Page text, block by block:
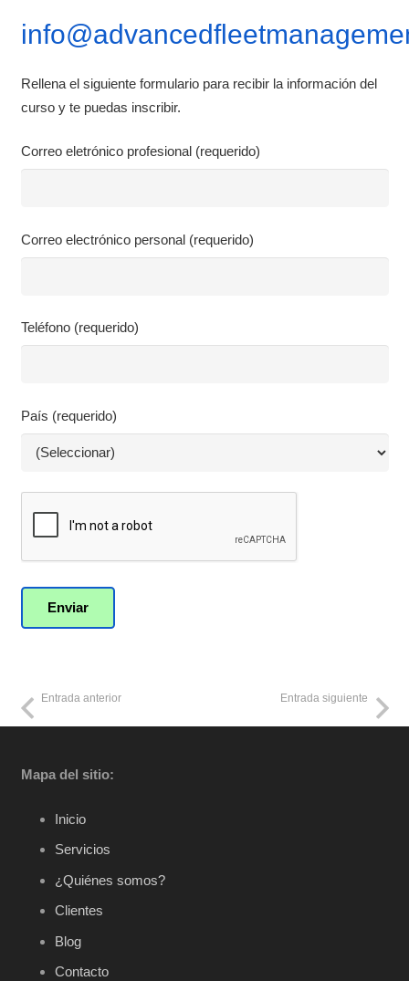
Rellena el siguiente formulario para recibir la información del
curso y te puedas inscribir.
Correo eletrónico profesional (requerido)
Correo electrónico personal (requerido)
Teléfono (requerido)
País (requerido)
Entrada anterior Entrada siguiente
Mapa del sitio:
Inicio
Servicios
¿Quiénes somos?
Clientes
Blog
Contacto